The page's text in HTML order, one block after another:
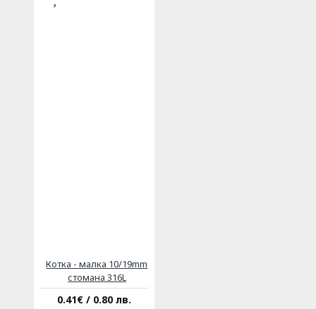
Котка - малка 10/19mm
стомана 316L
0.41€ / 0.80 лв.